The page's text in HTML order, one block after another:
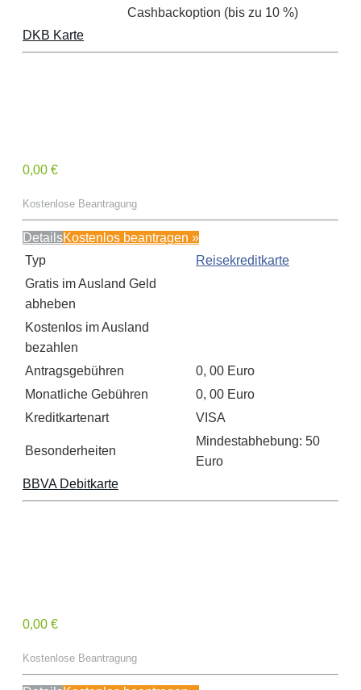
Cashbackoption (bis zu 10 %)
DKB Karte
0,00 €
Kostenlose Beantragung
DetailsKostenlos beantragen »
Typ
Reisekreditkarte
Gratis im Ausland Geld
abheben
Kostenlos im Ausland
bezahlen
Antragsgebühren
0, 00 Euro
Monatliche Gebühren
0, 00 Euro
Kreditkartenart
VISA
Besonderheiten
Mindestabhebung: 50
Euro
BBVA Debitkarte
0,00 €
Kostenlose Beantragung